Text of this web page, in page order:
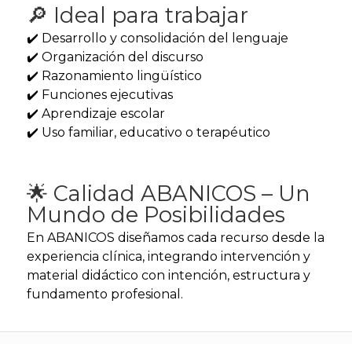
🔎 Ideal para trabajar
✔️ Desarrollo y consolidación del lenguaje
✔️ Organización del discurso
✔️ Razonamiento lingüístico
✔️ Funciones ejecutivas
✔️ Aprendizaje escolar
✔️ Uso familiar, educativo o terapéutico
🌟 Calidad ABANICOS – Un
Mundo de Posibilidades
En ABANICOS diseñamos cada recurso desde la
experiencia clínica, integrando intervención y
material didáctico con intención, estructura y
fundamento profesional.